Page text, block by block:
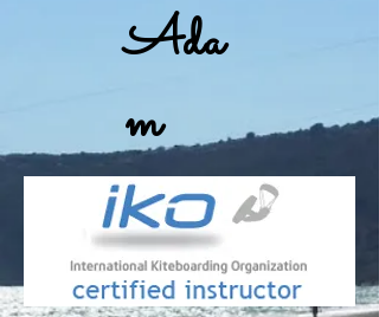
Ada
m